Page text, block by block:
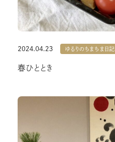
2024.04.23 ゆるりのちまちま日記
春ひととき